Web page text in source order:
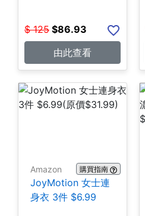
$ 125 $86.93
由此查看
Amazon 購買指南
JoyMotion 女士連
身衣 3件 $6.99